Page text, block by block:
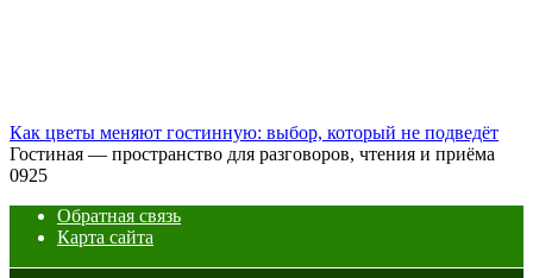
Как цветы меняют гостинную: выбор, который не подведёт
Гостиная — пространство для разговоров, чтения и приёма
0925
Обратная связь
Карта сайта